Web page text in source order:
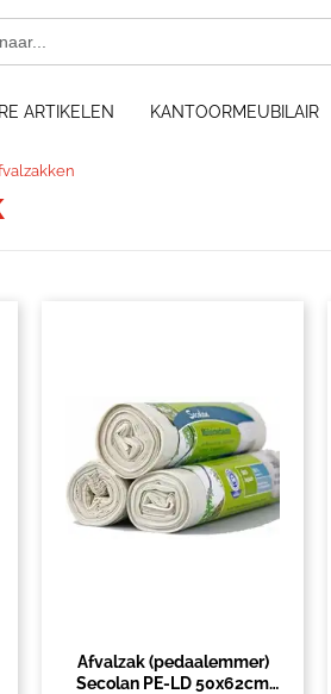
ARTIKELEN KANTOORMEUBILAIR
Afvalzak (pedaalemmer)
Secolan PE-LD 50x62cm